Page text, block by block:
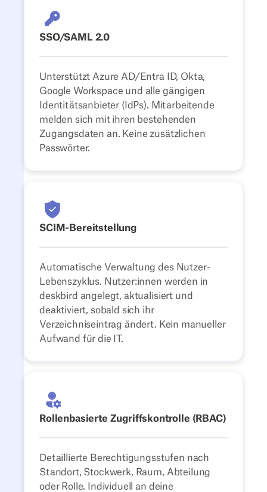
SSO/SAML 2.0
Unterstützt Azure AD/Entra ID, Okta,
Google Workspace und alle gängigen
Identitätsanbieter (IdPs). Mitarbeitende
melden sich mit ihren bestehenden
Zugangsdaten an. Keine zusätzlichen
Passwörter.
SCIM-Bereitstellung
Automatische Verwaltung des Nutzer-
Lebenszyklus. Nutzer:innen werden in
deskbird angelegt, aktualisiert und
deaktiviert, sobald sich ihr
Verzeichniseintrag ändert. Kein manueller
Aufwand für die IT.
Rollenbasierte Zugriffskontrolle (RBAC)
Detaillierte Berechtigungsstufen nach
Standort, Stockwerk, Raum, Abteilung
oder Rolle. Individuell an deine